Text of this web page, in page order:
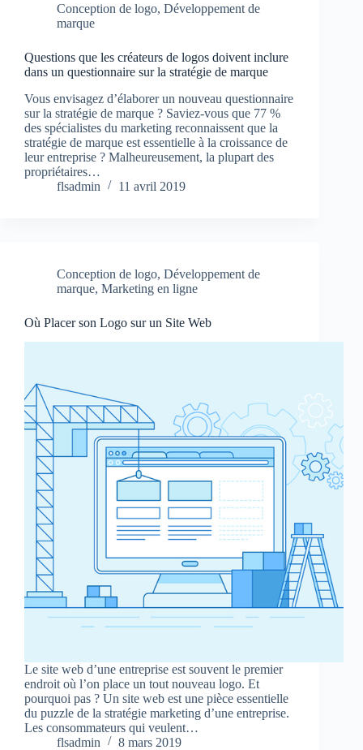
Conception de logo, Développement de
marque
Questions que les créateurs de logos doivent inclure
dans un questionnaire sur la stratégie de marque
Vous envisagez d’élaborer un nouveau questionnaire
sur la stratégie de marque ? Saviez-vous que 77 %
des spécialistes du marketing reconnaissent que la
stratégie de marque est essentielle à la croissance de
leur entreprise ? Malheureusement, la plupart des
propriétaires…
flsadmin
11 avril 2019
Conception de logo, Développement de
marque, Marketing en ligne
Où Placer son Logo sur un Site Web
Le site web d’une entreprise est souvent le premier
endroit où l’on place un tout nouveau logo. Et
pourquoi pas ? Un site web est une pièce essentielle
du puzzle de la stratégie marketing d’une entreprise.
Les consommateurs qui veulent…
flsadmin
8 mars 2019